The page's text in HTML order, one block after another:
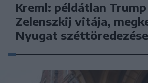
Kreml: példátlan Trump
Zelenszkij vitája,
Nyugat széttöredezése